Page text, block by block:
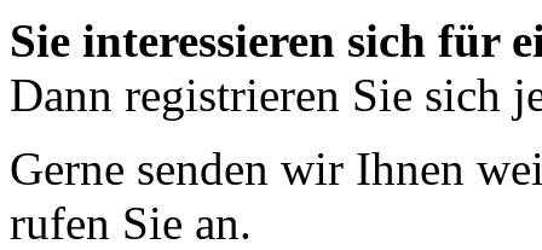
Sie interessieren sich für
Dann registrieren Sie sich
Gerne senden wir Ihnen
rufen Sie an.